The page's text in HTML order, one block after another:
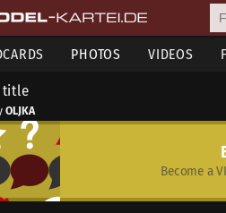
PHOTOS VIDEOS
title
OLJKA
Become a